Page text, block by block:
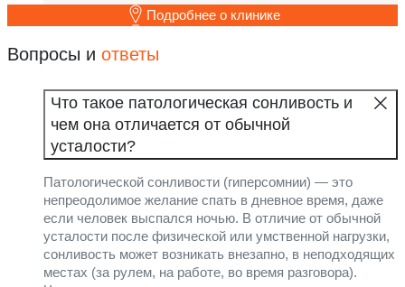
Подробнее о клинике
Вопросы и ответы
Что такое патологическая сонливость и
чем она отличается от обычной
усталости?
Патологической сонливости (гиперсомнии) — это
непреодолимое желание спать в дневное время, даже
если человек выспался ночью. В отличие от обычной
усталости после физической или умственной нагрузки,
сонливость может возникать внезапно, в неподходящих
местах (за рулем, на работе, во время разговора).